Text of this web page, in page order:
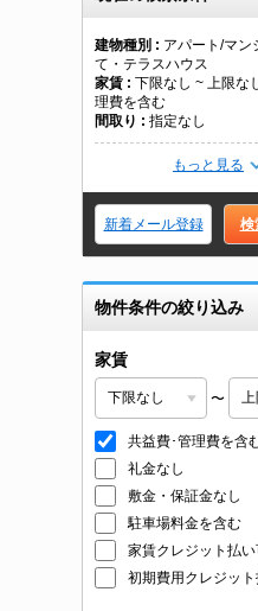
建物種別
アパート/マン
て・テラスハウス
家賃
下限なし ~ 上限な
理費を含む
間取り
指定なし
もっと見る
新着メール登録 検
物件条件の絞り込み
家賃
〜
共益費･管理費を含
礼金なし
敷金・保証金なし
駐車場料金を含む
家賃クレジット払い
初期費用クレジッ